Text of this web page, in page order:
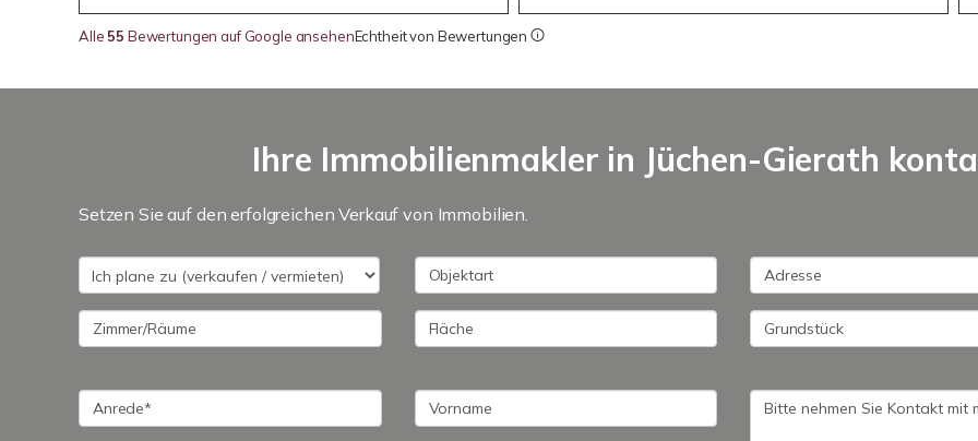
Alle 55 Bewertungen auf Google ansehenEchtheit von Bewertungen
Ihre Immobilienmakler in Jüchen-Gierath
Setzen Sie auf den erfolgreichen Verkauf von Immobilien.